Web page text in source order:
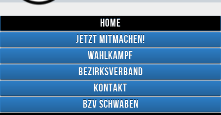
Home
Jetzt mitmachen!
Wahlkampf
Bezirksverband
Kontakt
BzV Schwaben